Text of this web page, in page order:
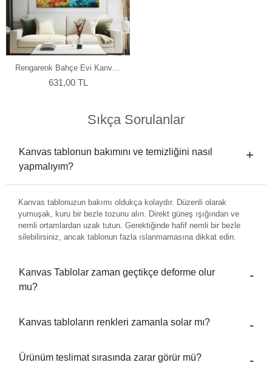
Rengarenk Bahçe Evi Kanvas
Tablo
631,00 TL
Sıkça Sorulanlar
Kanvas tablonun bakımını ve temizliğini nasıl
yapmalıyım?
Kanvas tablonuzun bakımı oldukça kolaydır. Düzenli olarak
yumuşak, kuru bir bezle tozunu alın. Direkt güneş ışığından ve
nemli ortamlardan uzak tutun. Gerektiğinde hafif nemli bir bezle
silebilirsiniz, ancak tablonun fazla ıslanmamasına dikkat edin.
Kanvas Tablolar zaman geçtikçe deforme olur
mu?
Kanvas tabloların renkleri zamanla solar mı?
Ürünüm teslimat sırasında zarar görür mü?